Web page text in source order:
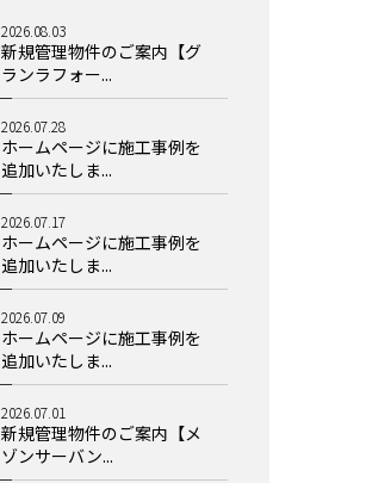
2026.08.03
新規管理物件のご案内【グ
ランラフォー...
2026.07.28
ホームページに施工事例を
追加いたしま...
2026.07.17
ホームページに施工事例を
追加いたしま...
2026.07.09
ホームページに施工事例を
追加いたしま...
2026.07.01
新規管理物件のご案内【メ
ゾンサーバン...